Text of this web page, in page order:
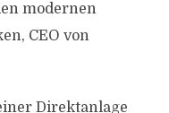
modernen
CEO von
Direktanlage